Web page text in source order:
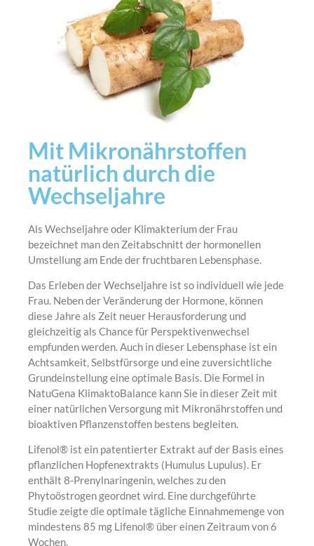
Mit Mikronährstoffen
natürlich durch die
Wechseljahre
Als Wechseljahre oder Klimakterium der Frau
bezeichnet man den Zeitabschnitt der hormonellen
Umstellung am Ende der fruchtbaren Lebensphase.
Das Erleben der Wechseljahre ist so individuell wie jede
Frau. Neben der Veränderung der Hormone, können
diese Jahre als Zeit neuer Herausforderung und
gleichzeitig als Chance für Perspektivenwechsel
empfunden werden. Auch in dieser Lebensphase ist ein
Achtsamkeit, Selbstfürsorge und eine zuversichtliche
Grundeinstellung eine optimale Basis. Die Formel in
NatuGena KlimaktoBalance kann Sie in dieser Zeit mit
einer natürlichen Versorgung mit Mikronährstoffen und
bioaktiven Pflanzenstoffen bestens begleiten.
Lifenol® ist ein patentierter Extrakt auf der Basis eines
pflanzlichen Hopfenextrakts (Humulus Lupulus). Er
enthält 8-Prenylnaringenin, welches zu den
Phytoöstrogen geordnet wird. Eine durchgeführte
Studie zeigte die optimale tägliche Einnahmemenge von
mindestens 85 mg Lifenol® über einen Zeitraum von 6
Wochen.